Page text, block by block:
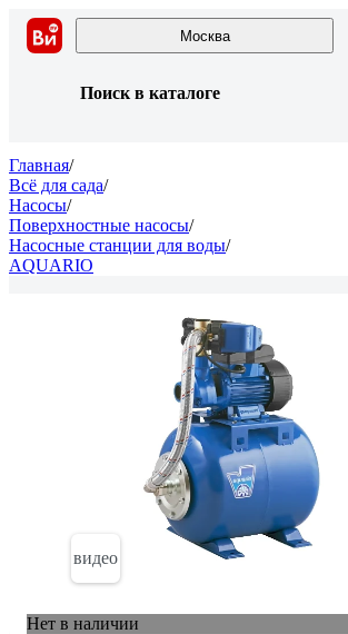
Москва
Поиск в каталоге
Главная/
Всё для сада/
Насосы/
Поверхностные насосы/
Насосные станции для воды/
AQUARIO
видео
Нет в наличии